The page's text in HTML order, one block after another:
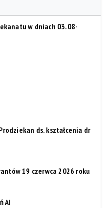
w dniach 03.08-
ds. kształcenia dr
19 czerwca 2026 roku
AI